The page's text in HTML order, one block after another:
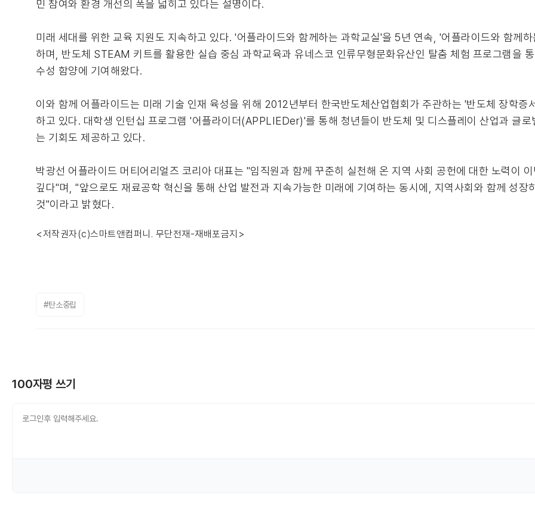
민 참여와 환경 개선의 폭을 넓히고 있다는 설명이다.
미래 세대를 위한 교육 지원도 지속하고 있다. '어플라이드와 함께하는 과학교실'을 5년 연속, '어플라이드와 함께
하며, 반도체 STEAM 키트를 활용한 실습 중심 과학교육과 유네스코 인류무형문화유산인 탈춤 체험 프로그램을
수성 함양에 기여해왔다.
이와 함께 어플라이드는 미래 기술 인재 육성을 위해 2012년부터 한국반도체산업협회가 주관하는 '반도체 장학증
하고 있다. 대학생 인턴십 프로그램 '어플라이더(APPLIEDer)'를 통해 청년들이 반도체 및 디스플레이 산업과 글
는 기회도 제공하고 있다.
박광선 어플라이드 머티어리얼즈 코리아 대표는 "임직원과 함께 꾸준히 실천해 온 지역 사회 공헌에 대한 노력이
깊다"며, "앞으로도 재료공학 혁신을 통해 산업 발전과 지속가능한 미래에 기여하는 동시에, 지역사회와 함께 성장
것"이라고 밝혔다.
<저작권자(c)스마트앤컴퍼니. 무단전재-재배포금지>
#탄소중립
100자평 쓰기